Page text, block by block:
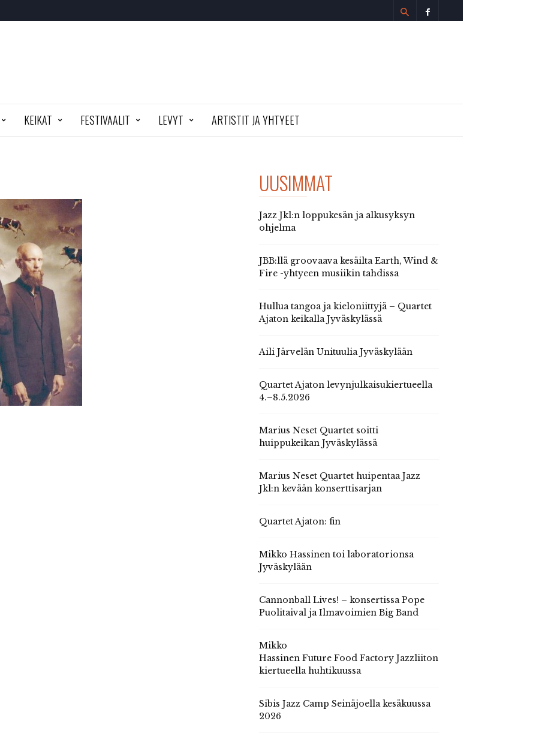
KEIKAT FESTIVAALIT LEVYT ARTISTIT JA YHTYEET
UUSIMMAT
Jazz Jkl:n loppukesän ja alkusyksyn
ohjelma
JBB:llä groovaava kesäilta Earth, Wind &
Fire -yhtyeen musiikin tahdissa
Hullua tangoa ja kieloniittyjä – Quartet
Ajaton keikalla Jyväskylässä
Aili Järvelän Unituulia Jyväskylään
Quartet Ajaton levynjulkaisukiertueella
4.–8.5.2026
Marius Neset Quartet soitti
huippukeikan Jyväskylässä
Marius Neset Quartet huipentaa Jazz
Jkl:n kevään konserttisarjan
Quartet Ajaton: fin
Mikko Hassinen toi laboratorionsa
Jyväskylään
Cannonball Lives! – konsertissa Pope
Puolitaival ja Ilmavoimien Big Band
Mikko
Hassinen Future Food Factory Jazzliiton
kiertueella huhtikuussa
Sibis Jazz Camp Seinäjoella kesäkuussa
2026